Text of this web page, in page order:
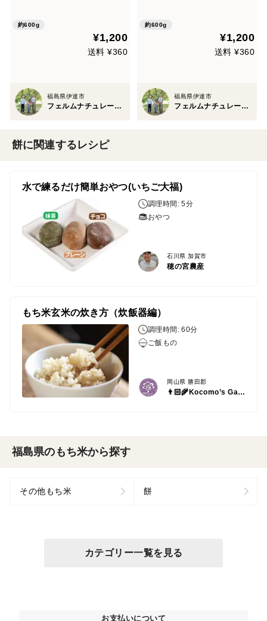
約600g
¥1,200
送料 ¥360
福島県伊達市
フェルムナチュレール・コクブン
約600g
¥1,200
送料 ¥360
福島県伊達市
フェルムナチュレール・コクブン
餅に関連するレシピ
水で練るだけ簡単おやつ(いちご大福)
調理時間: 5分
おやつ
石川県 加賀市
穂の宮農産
もち米玄米の炊き方（炊飯器編）
調理時間: 60分
ご飯もの
岡山県 勝田郡
👨🏻‍🌾Kocomo’s Garden 〜モリィの畑〜👩🏻‍🌾
福島県のもち米から探す
その他もち米 餅
カテゴリー一覧を見る
お支払いについて